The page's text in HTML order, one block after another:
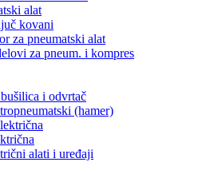
alat
kovani
za pneumatski alat
za pneum. i kompres
i odvrtač
(hamer)
alati i uređaji